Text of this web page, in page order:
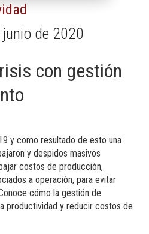
de 2020
con gestión
y como resultado de esto una
y despidos masivos
costos de producción,
a operación, para evitar
cómo la gestión de
productividad y reducir costos de